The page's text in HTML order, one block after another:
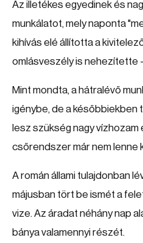
Az illetékes egyedinek és
munkálatot, mely naponta
kihívás elé állította a
omlásveszély is nehezítette
Mint mondta, a hátralévő
igénybe, de a későbbiekben
lesz szükség nagy
csőrendszer már nem lenne
A román állami tulajdonban
májusban tört be ismét a
vize. Az áradat néhány nap
bánya valamennyi részét.